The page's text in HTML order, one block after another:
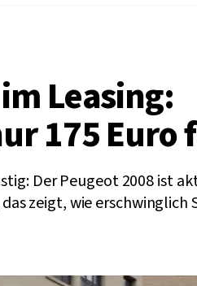
Leasing:
175 Euro
Der Peugeot 2008 ist
zeigt, wie erschwinglich